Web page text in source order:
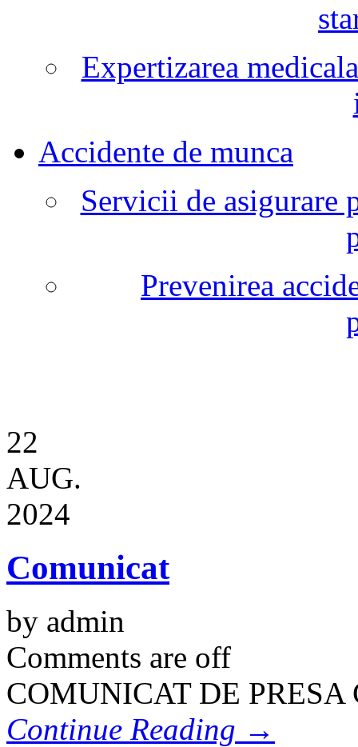
Expertizarea
Accidente de munca
Servicii de asigurare
Prevenirea
22
AUG.
2024
Comunicat
by admin
Comments are off
COMUNICAT DE PRESA
Continue Reading →